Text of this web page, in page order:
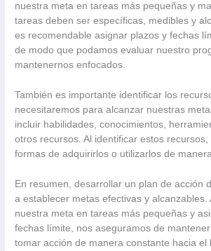
nuestra meta en tareas más pequeñas y
tareas deben ser específicas, medibles y
es recomendable asignar plazos y fechas
de modo que podamos evaluar nuestro
mantenernos enfocados.
También es importante identificar los
necesitaremos para alcanzar nuestras
incluir habilidades, conocimientos,
otros recursos. Al identificar estos
formas de adquirirlos o utilizarlos de
En resumen, desarrollar un plan de acción
a establecer metas efectivas y alcanzables.
nuestra meta en tareas más pequeñas y
fechas límite, nos aseguramos de
tomar acción de manera constante hacia el